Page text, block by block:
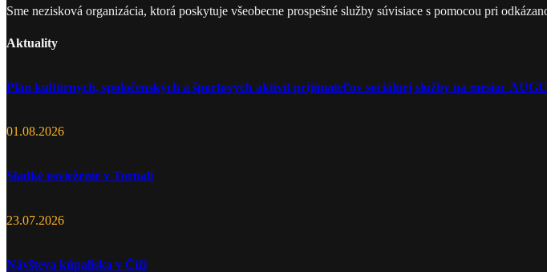
Sme nezisková organizácia, ktorá poskytuje všeobecne prospešné služby súvisiace s pomocou pri
Aktuality
Plán kultúrnych, spoločenských a športových aktivít prijímateľov sociálnej služby na mesiac
01.08.2026
Sladké osvieženie v Tornali
23.07.2026
Návšteva kúpaliska v Číži